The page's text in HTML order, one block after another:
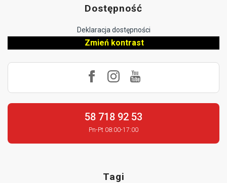
Dostępność
Deklaracja dostępności
Zmień kontrast
58 718 92 53
Pn-Pt 08:00-17:00
Tagi